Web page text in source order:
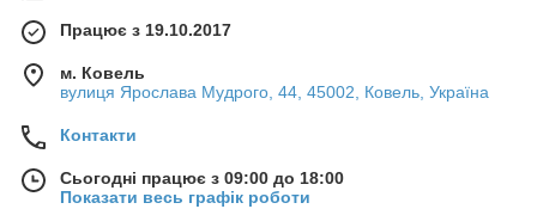
Працює з 19.10.2017
м. Ковель
вулиця Ярослава Мудрого, 44, 45002, Ковель, Україна
Контакти
Сьогодні працює з 09:00 до 18:00
Показати весь графік роботи